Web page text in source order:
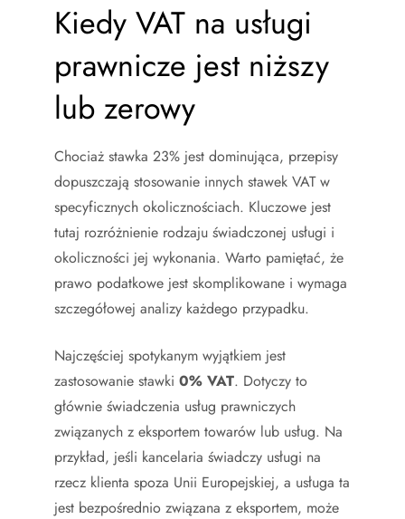
Kiedy VAT na usługi
prawnicze jest niższy
lub zerowy
Chociaż stawka 23% jest dominująca, przepisy
dopuszczają stosowanie innych stawek VAT w
specyficznych okolicznościach. Kluczowe jest
tutaj rozróżnienie rodzaju świadczonej usługi i
okoliczności jej wykonania. Warto pamiętać, że
prawo podatkowe jest skomplikowane i wymaga
szczegółowej analizy każdego przypadku.
Najczęściej spotykanym wyjątkiem jest
zastosowanie stawki 0% VAT. Dotyczy to
głównie świadczenia usług prawniczych
związanych z eksportem towarów lub usług. Na
przykład, jeśli kancelaria świadczy usługi na
rzecz klienta spoza Unii Europejskiej, a usługa ta
jest bezpośrednio związana z eksportem, może